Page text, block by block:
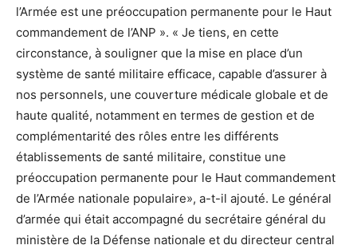
l’Armée est une préoccupation permanente pour le Haut
commandement de l’ANP ». « Je tiens, en cette
circonstance, à souligner que la mise en place d’un
système de santé militaire efficace, capable d’assurer à
nos personnels, une couverture médicale globale et de
haute qualité, notamment en termes de gestion et de
complémentarité des rôles entre les différents
établissements de santé militaire, constitue une
préoccupation permanente pour le Haut commandement
de l’Armée nationale populaire», a-t-il ajouté. Le général
d’armée qui était accompagné du secrétaire général du
ministère de la Défense nationale et du directeur central